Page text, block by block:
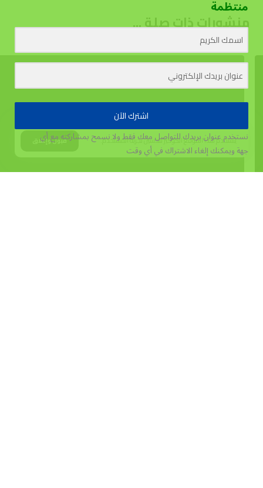
منشورات ذات صلة ...
يستخدم هذا الموقع الكوكيز لتحسين تجربة المستخدم. قبول وإغلاق
منتظمة
اشترك الآن
نستخدم عنوان بريدك للتواصل معك فقط ولا نسمح بمشاركته مع أي
جهةويمكنك إلغاء الاشتراك في أي وقت